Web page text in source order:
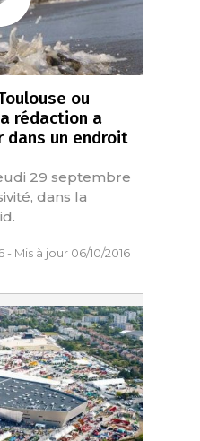
ou
rédaction a
un endroit
29 septembre
dans la
- Mis à jour 06/10/2016